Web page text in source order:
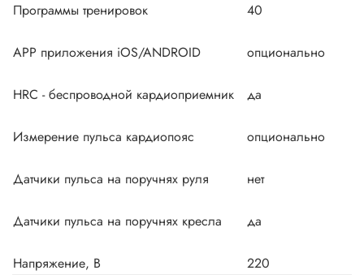
Программы тренировок 40
APP приложения iOS/ANDROID опционально
HRC - беспроводной кардиоприемник да
Измерение пульса кардиопояс опционально
Датчики пульса на поручнях руля нет
Датчики пульса на поручнях кресла да
Напряжение, В 220